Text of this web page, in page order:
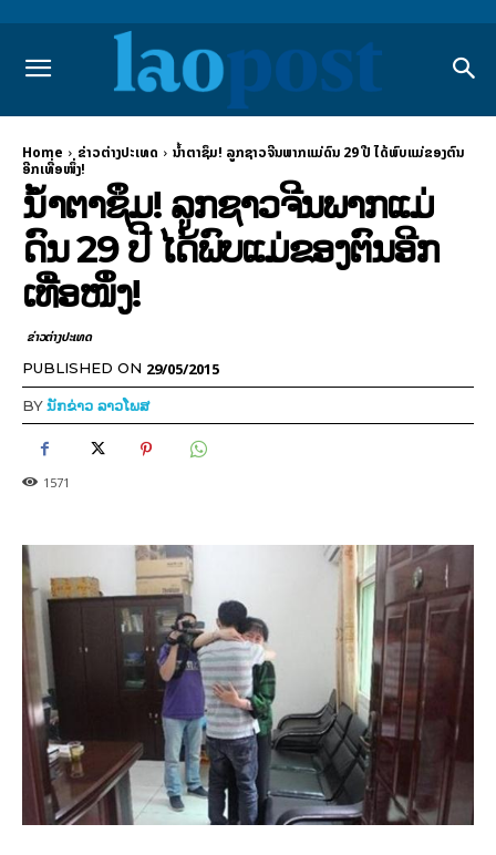
Home ຂ່າວຕ່າງປະເທດ
ນ້ຳຕາຊຶມ! ລູກຊາວຈີນພາກແມ່ດົນ 29 ປີ ໄດ້ພົບແມ່ຂອງຕົນ
ອີກເທື່ອໜຶ່ງ!
ນ້ຳຕາຊຶມ! ລູກຊາວຈີນພາກແມ່
ດົນ 29 ປີ ໄດ້ພົບແມ່ຂອງຕົນອີກ
ເທື່ອໜຶ່ງ!
ຂ່າວຕ່າງປະເທດ
PUBLISHED ON 29/05/2015
BYນັກຂ່າວ ລາວໂພສ
1571